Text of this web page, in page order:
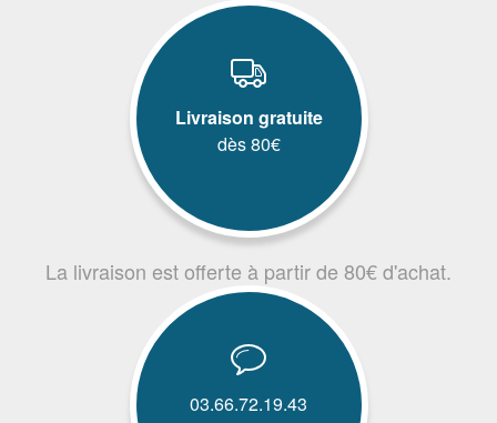
Livraison gratuite
dès 80€
La livraison est offerte à partir de 80€ d'achat.
03.66.72.19.43